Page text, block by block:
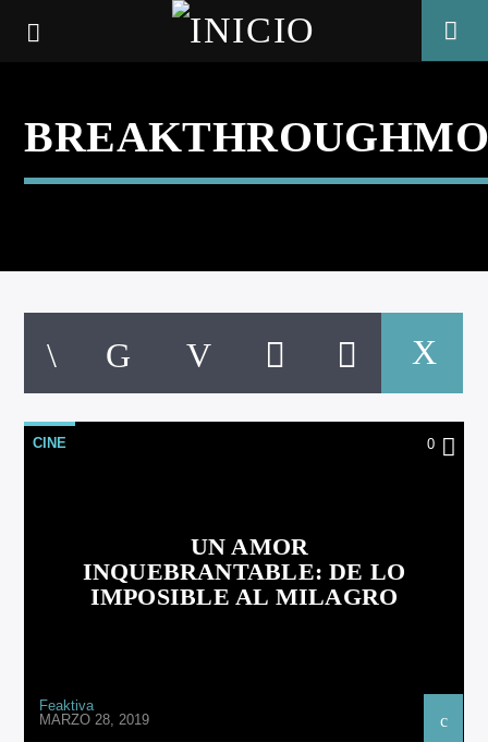
CANCIÓN ACTUAL
CINE 0
UN AMOR
INQUEBRANTABLE: DE LO
IMPOSIBLE AL MILAGRO
Feaktiva
MARZO 28, 2019